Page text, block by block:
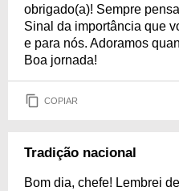
obrigado(a)! Sempre
Sinal da importância que
e para nós. Adoramos
Boa jornada!
COPIAR
Tradição nacional
Bom dia, chefe! Lembrei